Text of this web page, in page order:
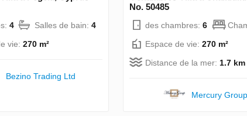
4 Salles de bain: 4
vie: 270 m²
Bezino Trading Ltd
No. 50485
des chambres: 6
Espace de vie: 270 m²
Distance de la mer: 1.7 km
Mercury